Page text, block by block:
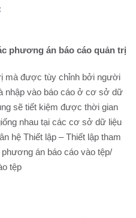
phương án báo cáo quản trị
mà được tùy chỉnh bởi người
nhập vào báo cáo ở cơ sở dữ
sẽ tiết kiệm được thời gian
nhau tại các cơ sở dữ liệu
hệ Thiết lập – Thiết lập tham
án báo cáo vào tệp/
tệp